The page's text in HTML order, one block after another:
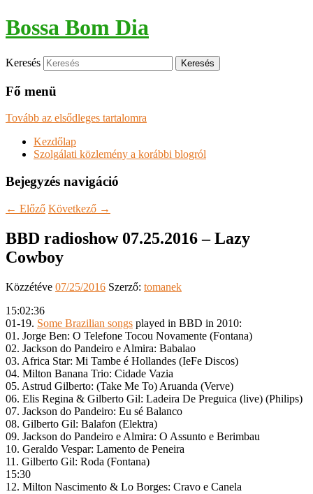
Bossa Bom Dia
Keresés
Fő menü
Tovább az elsődleges tartalomra
Kezdőlap
Szolgálati közlemény a korábbi blogról
Bejegyzés navigáció
← Előző Következő →
BBD radioshow 07.25.2016 – Lazy
Cowboy
Közzétéve 07/25/2016 Szerző: tomanek
15:02:36
01-19. Some Brazilian songs played in BBD in 2010:
01. Jorge Ben: O Telefone Tocou Novamente (Fontana)
02. Jackson do Pandeiro e Almira: Babalao
03. Africa Star: Mi Tambe é Hollandes (IeFe Discos)
04. Milton Banana Trio: Cidade Vazia
05. Astrud Gilberto: (Take Me To) Aruanda (Verve)
06. Elis Regina & Gilberto Gil: Ladeira De Preguica (live) (Philips)
07. Jackson do Pandeiro: Eu sé Balanco
08. Gilberto Gil: Balafon (Elektra)
09. Jackson do Pandeiro e Almira: O Assunto e Berimbau
10. Geraldo Vespar: Lamento de Peneira
11. Gilberto Gil: Roda (Fontana)
15:30
12. Milton Nascimento & Lo Borges: Cravo e Canela